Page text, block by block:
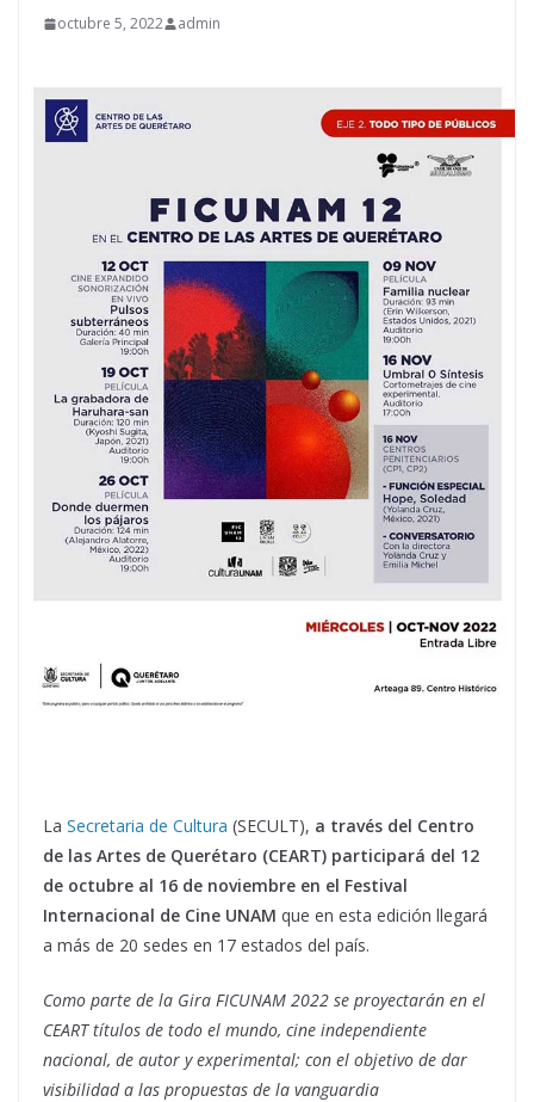
octubre 5, 2022 admin
La Secretaria de Cultura (SECULT), a través del Centro
de las Artes de Querétaro (CEART) participará del 12
de octubre al 16 de noviembre en el Festival
Internacional de Cine UNAM que en esta edición llegará
a más de 20 sedes en 17 estados del país.
Como parte de la Gira FICUNAM 2022 se proyectarán en el
CEART títulos de todo el mundo, cine independiente
nacional, de autor y experimental; con el objetivo de dar
visibilidad a las propuestas de la vanguardia